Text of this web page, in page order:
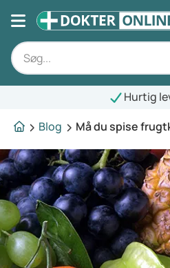
Hurtig
Blog
Må du spise